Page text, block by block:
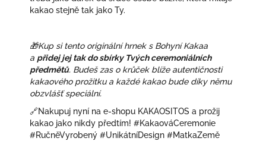
kakao stejně tak jako Ty.
🎁Kup si tento originální hrnek s Bohyní Kakaa
a přidej jej tak do sbírky Tvých ceremoniálních
předmětů. Budeš zas o krůček blíže autentičnosti
kakaového prožitku a každé kakao bude díky němu
obzvlášť speciální.
🔗Nakupuj nyní na e-shopu KAKAOSITOS a prožij
kakao jako nikdy předtím! #KakaováCeremonie
#RučněVyrobený #UnikátníDesign #MatkaZemě